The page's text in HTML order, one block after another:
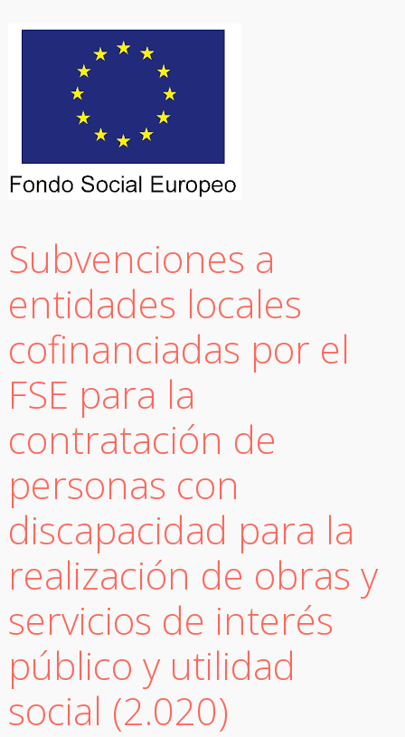
Subvenciones a
entidades locales
cofinanciadas por el
FSE para la
contratación de
personas con
discapacidad para la
realización de obras y
servicios de interés
público y utilidad
social (2.020)